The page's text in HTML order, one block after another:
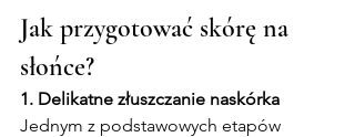
Jak przygotować skórę na
słońce?
1. Delikatne złuszczanie naskórka
Jednym z podstawowych etapów